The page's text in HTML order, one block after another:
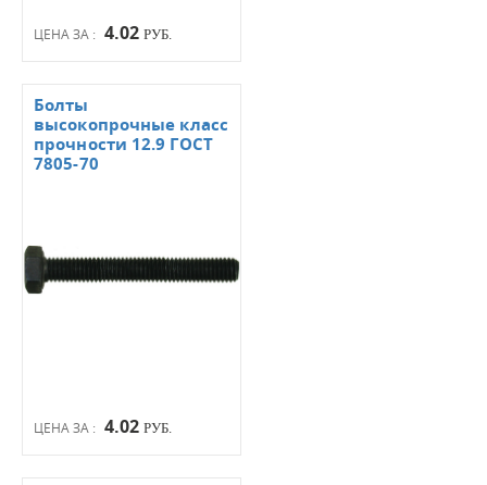
ЦЕНА ЗА : 4.02 РУБ.
ЦЕНА ЗА : 4.02 РУБ.
Болты
высокопрочные класс
прочности 12.9 ГОСТ
7805-70